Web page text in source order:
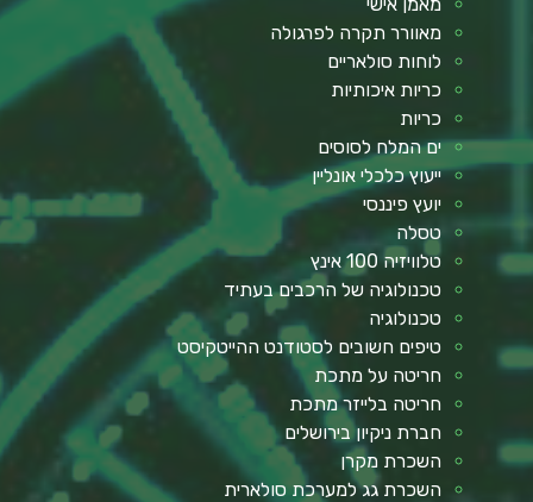
מאוורר תקרה לפרגולה
לוחות סולאריים
כריות איכותיות
כריות
ים המלח לסוסים
ייעוץ כלכלי אונליין
יועץ פיננסי
טסלה
טלוויזיה 100 אינץ
טכנולוגיה של הרכבים בעתיד
טכנולוגיה
טיפים חשובים לסטודנט ההייטקיסט
חריטה על מתכת
חריטה בלייזר מתכת
חברת ניקיון בירושלים
השכרת מקרן
השכרת גג למערכת סולארית